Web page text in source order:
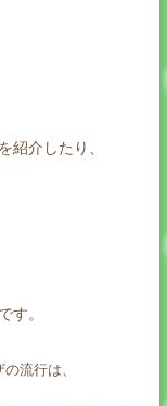
紹介したり、
です。
流行は、